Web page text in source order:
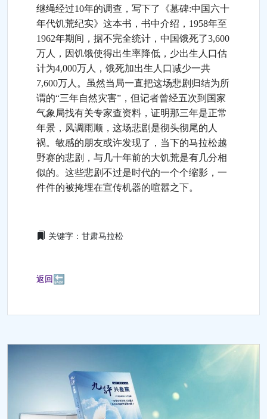
继绳经过10年的调查，写下了《墓碑:中国六十
年代饥荒纪实》这本书，书中介绍，1958年至
1962年期间，据不完全统计，中国饿死了3,600
万人，因饥饿使得出生率降低，少出生人口估
计为4,000万人，饿死加出生人口减少一共
7,600万人。虽然当局一直把这场悲剧归结为所
谓的“三年自然灾害”，但记者曾经五次到国家
气象局找有关专家查资料，证明那三年是正常
年景，风调雨顺，这场悲剧是彻头彻尾的人
祸。敏感的朋友或许发现了，当下的马拉松越
野赛的悲剧，与几十年前的大饥荒是有几分相
似的。这些悲剧不过是时代的一个个缩影，一
件件的被掩埋在宣传机器的喧嚣之下。
关键字：甘肃马拉松
返回🔙